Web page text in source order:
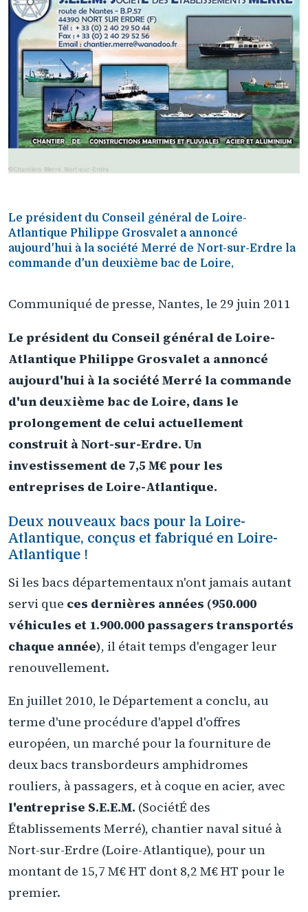
Le président du Conseil général de Loire-
Atlantique Philippe Grosvalet a annoncé
aujourd'hui à la société Merré de Nort-sur-Erdre la
commande d'un deuxième bac de Loire,
Communiqué de presse, Nantes, le 29 juin 2011
Le président du Conseil général de Loire-
Atlantique Philippe Grosvalet a annoncé
aujourd'hui à la société Merré la commande
d'un deuxième bac de Loire, dans le
prolongement de celui actuellement
construit à Nort-sur-Erdre. Un
investissement de 7,5 M€ pour les
entreprises de Loire-Atlantique.
Deux nouveaux bacs pour la Loire-
Atlantique, conçus et fabriqué en Loire-
Atlantique !
Si les bacs départementaux n'ont jamais autant
servi que ces dernières années (950.000
véhicules et 1.900.000 passagers transportés
chaque année), il était temps d'engager leur
renouvellement.
En juillet 2010, le Département a conclu, au
terme d'une procédure d'appel d'offres
européen, un marché pour la fourniture de
deux bacs transbordeurs amphidromes
rouliers, à passagers, et à coque en acier, avec
l'entreprise S.E.E.M. (SociétÉ des
Établissements Merré), chantier naval situé à
Nort-sur-Erdre (Loire-Atlantique), pour un
montant de 15,7 M€ HT dont 8,2 M€ HT pour le
premier.